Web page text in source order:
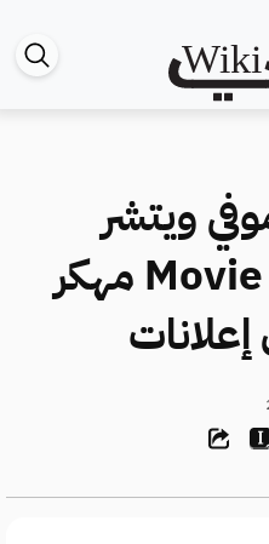
ويتشر
Movie Witcher Apk مهكر